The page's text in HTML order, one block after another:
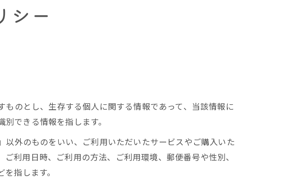
シー
のとし、生存する個人に関する情報であって、当該情報に
できる情報を指します。
外のものをいい、ご利用いただいたサービスやご購入いた
利用日時、ご利用の方法、ご利用環境、郵便番号や性別、
指します。